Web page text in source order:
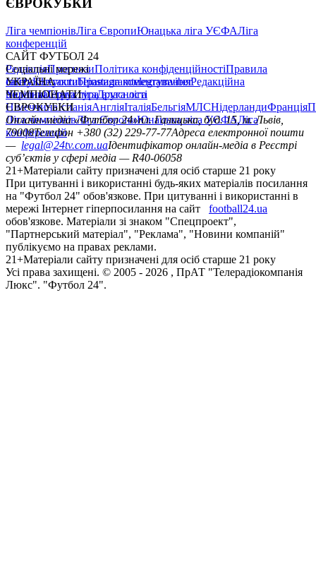
ЄВРОКУБКИ
Ліга чемпіонівЛіга ЄвропиЮнацька ліга УЄФАЛіга
конференцій
САЙТ ФУТБОЛ 24
РедакціяПрогнозиПолітика конфіденційностіПравила
сайтуКонтактиПравила коментуванняРедакційна
політикаСтруктура власності
Соціальні мережі
facebookxyoutubeinstagramtelegramviber
УКРАЇНА
УкраїнаПерша лігаДруга ліга
ЧЕМПІОНАТИ
НімеччинаІспаніяАнгліяІталіяБельгіяМЛСНідерландиФранція
ЄВРОКУБКИ
Ліга чемпіонівЛіга ЄвропиЮнацька ліга УЄФАЛіга
конференцій
Онлайн-медіа «Футбол 24»пл. Галицька, буд. 15, м. Львів,
79008Телефон +380 (32) 229-77-77Адреса електронної пошти
— legal@24tv.com.uaІдентифікатор онлайн-медіа в Реєстрі
суб’єктів у сфері медіа — R40-06058
21+Матеріали сайту призначені для осіб старше 21 року
При цитуванні і використанні будь-яких матеріалів посилання
на "Футбол 24" обов'язкове. При цитуванні і використанні в
мережі Інтернет гіперпосилання на сайт
football24.ua
обов'язкове. Матеріали зі знаком "Спецпроект",
"Партнерський матеріал", "Реклама", "Новини компаній"
публікуємо на правах реклами.
21+Матеріали сайту призначені для осіб старше 21 року
Усi права захищенi. © 2005 - 2026 , ПрАТ "Телерадіокомпанія
Люкс". "Футбол 24".